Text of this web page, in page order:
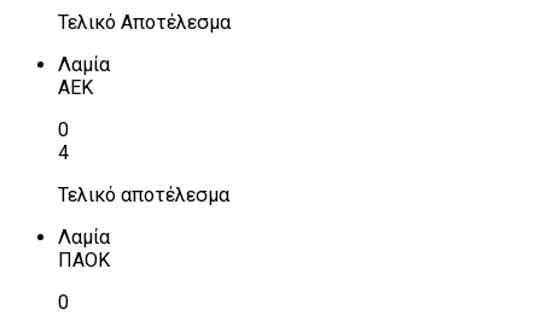
Τελικό Αποτέλεσμα
Λαμία
ΑΕΚ
0
4
Τελικό αποτέλεσμα
Λαμία
ΠΑΟΚ
0